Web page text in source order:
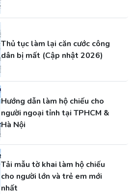
Thủ tục làm lại căn cước công
dân bị mất (Cập nhật 2026)
Hướng dẫn làm hộ chiếu cho
người ngoại tỉnh tại TPHCM &
Hà Nội
Tải mẫu tờ khai làm hộ chiếu
cho người lớn và trẻ em mới
nhất